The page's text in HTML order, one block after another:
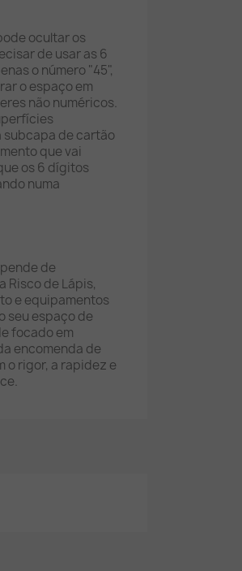
ocultar os
de usar as 6
o número "45",
o espaço em
não numéricos.
subcapa de cartão
que vai
os 6 dígitos
numa
de
Risco de Lápis,
e equipamentos
seu espaço de
focado em
encomenda de
o rigor, a rapidez e